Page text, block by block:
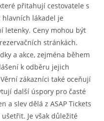
přitahují cestovatele s
hlavních lákadel je
letenky. Ceny mohou být
stránkách.
a akce, zejména během
k odběru jejich
zákazníci také oceňují
další úspory pro časté
a slev dělá z ASAP Tickets
Je však důležité